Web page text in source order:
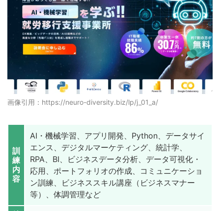
画像引用：https://neuro-diversity.biz/lp/j_01_a/
訓
練
内
容
AI・機械学習、アプリ開発、Python、データサイ
エンス、デジタルマーケティング、統計学、
RPA、BI、ビジネスデータ分析、データ可視化・
応用、ポートフォリオの作成、コミュニケーショ
ン訓練、ビジネススキル講座（ビジネスマナー
等）、体調管理など